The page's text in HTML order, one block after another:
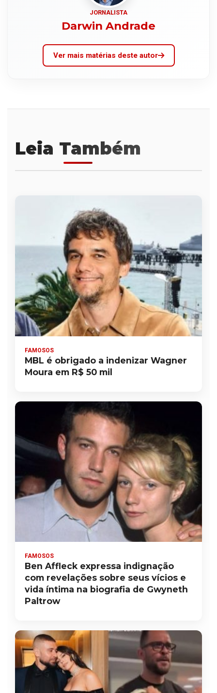
JORNALISTA
Darwin Andrade
Ver mais matérias deste autor
Leia Também
FAMOSOS
MBL é obrigado a indenizar Wagner
Moura em R$ 50 mil
FAMOSOS
Ben Affleck expressa indignação
com revelações sobre seus vícios e
vida íntima na biografia de Gwyneth
Paltrow